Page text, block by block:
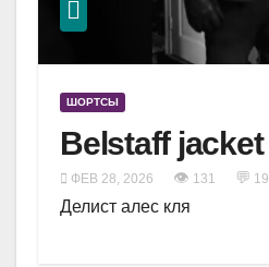
ШОРТСЫ
Belstaff jacket
ФЕВ 28, 2026 👁 131 💬 19
Делист алес кля